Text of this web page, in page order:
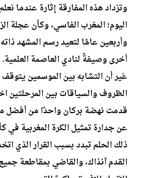
وتزداد هذه المفارقة إثارة عندما
اليوم؛ المغرب الفاسي، وكأن عجلة
وأربعين عامًا لتعيد رسم المشهد
أخرى وصيفةً لنادي العاصمة العلمية.
غير أن التشابه بين الموسمين
قدمت نهضة بركان واحدًا من أفضل
عن جدارة تمثيل الكرة المغربية في
ذلك الحلم تبدد بسبب القرار الذي
القدم آنذاك، والقاضي بمقاطعة